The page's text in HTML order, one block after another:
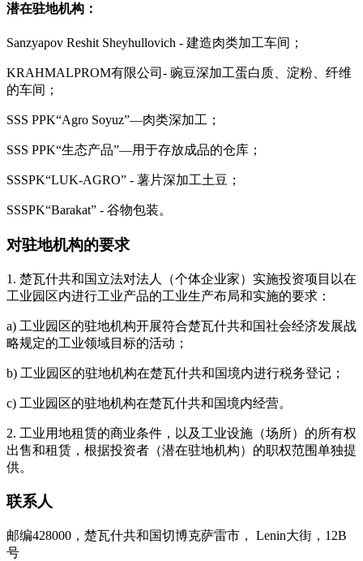
潜在驻地机构：
Sanzyapov Reshit Sheyhullovich - 建造肉类加工车间；
KRAHMALPROM有限公司- 豌豆深加工蛋白质、淀粉、纤维
的车间；
SSS PPK“Agro Soyuz”—肉类深加工；
SSS PPK“生态产品”—用于存放成品的仓库；
SSSPK“LUK-AGRO” - 薯片深加工土豆；
SSSPK“Barakat” - 谷物包装。
对驻地机构的要求
1. 楚瓦什共和国立法对法人（个体企业家）实施投资项目以在
工业园区内进行工业产品的工业生产布局和实施的要求：
a) 工业园区的驻地机构开展符合楚瓦什共和国社会经济发展战
略规定的工业领域目标的活动；
b) 工业园区的驻地机构在楚瓦什共和国境内进行税务登记；
c) 工业园区的驻地机构在楚瓦什共和国境内经营。
2. 工业用地租赁的商业条件，以及工业设施（场所）的所有权
出售和租赁，根据投资者（潜在驻地机构）的职权范围单独提
供。
联系人
邮编428000，楚瓦什共和国切博克萨雷市， Lenin大街，12B
号